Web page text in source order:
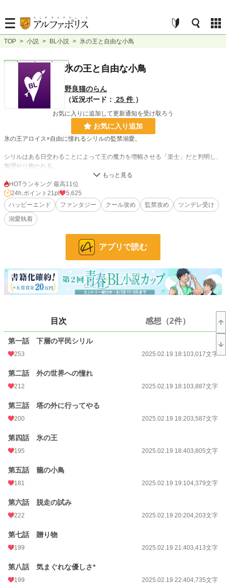
TOP > 小説 > BL小説 > 氷の王と自由な小鳥
完結 長編 氷の王と自由な小鳥
野良猫のらん
（近況ボード： 25 件 ）
お気に入りに追加して更新通知を受け取ろう
お気に入り追加
氷の王アロイス×自由に憧れるシリルの監禁溺愛。
シリルはある日交わることによって王の魔力を増幅させる「楽士」だと判明し、
無理やり抱かれる。
冷酷な王の元から脱出してやると息巻くシリル。
そんなシリルを見て、アロイスはわざわざ籠の中から飛び立とうとする小鳥のよ
うだと笑う。
ここには豪華な住居も衣服も、ご馳走もあるというのに何が不服だというの
か……。
25,110 位 / 228,638 件
BL 6,354 位 / 31,391 件
お気に入り 423
113,060
更新日時 2025.02.28 19:00
初回公開日時
初回完結日時 2025.02.28 20:36
月間ポイント 630 pt (31,014 位)
HOTランキング 最高11位
24h.ポイント 21pt
5,625
ハッピーエンド
ファンタジー クール攻め 監禁攻め
ツンデレ受け
溺愛執着
アプリで読む
目次 感想（2件）
第一話 下層の平民シリル
253 2025.02.19 18:103,017文字
第二話 外の世界への憧れ
212 2025.02.19 18:103,887文字
第三話 塔の外に行ってやる
200 2025.02.19 18:203,587文字
第四話 氷の王
195 2025.02.19 18:403,805文字
第五話 籠の小鳥
181 2025.02.19 19:104,379文字
第六話 脱走の試み
222 2025.02.19 20:204,203文字
第七話 贈り物
199 2025.02.19 21:403,413文字
第八話 気まぐれな優しさ*
199 2025.02.19 22:404,735文字